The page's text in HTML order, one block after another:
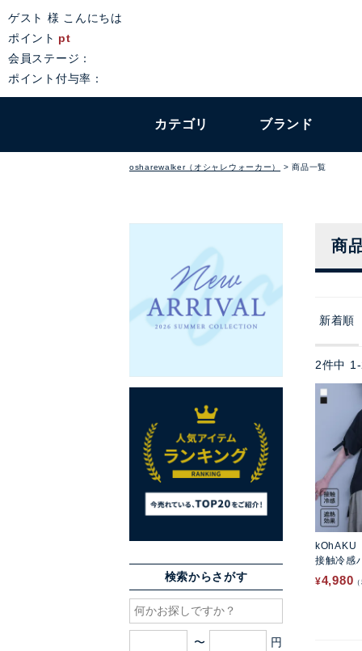
ゲスト 様 こんにちは
ポイント pt
会員ステージ：
ポイント付与率：
カテゴリ ブランド
osharewalker（オシャレウォーカー） 商品一覧
検索からさがす
〜
商
新着順
2件中 1 -
kOhAKU
接触冷感
ー
¥4,980